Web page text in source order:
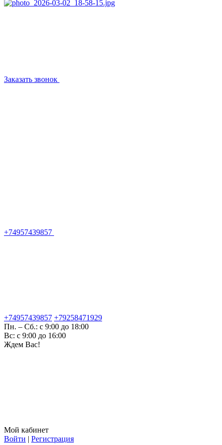
Заказать звонок
+74957439857
+74957439857 +79258471929
Пн. – Сб.: с 9:00 до 18:00
Вс: с 9:00 до 16:00
Ждем Вас!
Мой кабинет
Войти | Регистрация